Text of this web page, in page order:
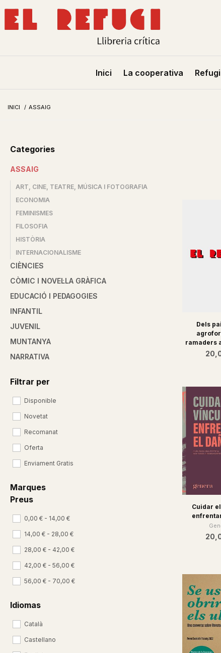
Inici La cooperativa
INICI / ASSAIG
Categories
ASSAIG
ART, CINE, TEATRE, MÚSICA I FOTOGRAFIA
ECONOMIA
FEMINISMES
FILOSOFIA
HISTÒRIA
INTERNACIONALISME
CIÈNCIES
CÒMIC I NOVEL·LA GRÀFICA
EDUCACIÓ I PEDAGOGIES
INFANTIL
JUVENIL
MUNTANYA
NARRATIVA
Filtrar per
Disponible
Novetat
Recomanat
Oferta
Enviament Gratis
Marques
Preus
0,00 € - 14,00 €
14,00 € - 28,00 €
28,00 € - 42,00 €
42,00 € - 56,00 €
56,00 € - 70,00 €
Idiomas
Català
Castellano
Dels
ramaders
Cuidar